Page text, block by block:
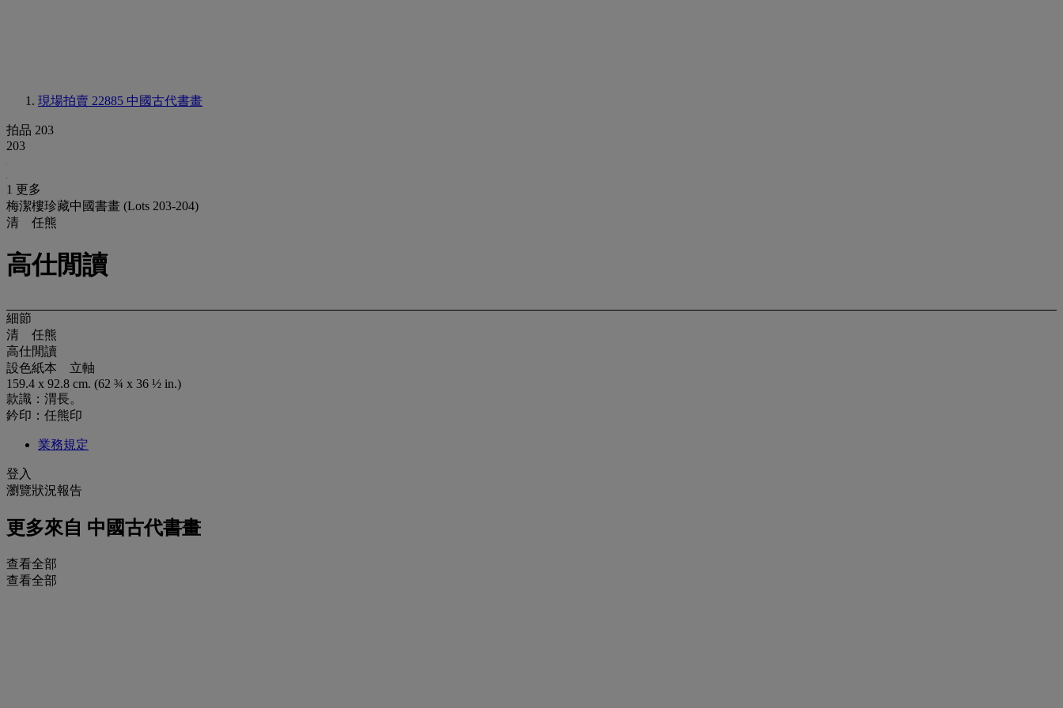
現場拍賣 22885 中國古代書畫
拍品 203
203
1 更多
梅潔樓珍藏中國書畫 (Lots 203-204)
清 任熊
高仕閒讀
細節
清 任熊
高仕閒讀
設色紙本 立軸
159.4 x 92.8 cm. (62 ¾ x 36 ½ in.)
款識：渭長。
鈐印：任熊印
業務規定
登入
瀏覽狀況報告
更多來自 中國古代書畫
查看全部
查看全部